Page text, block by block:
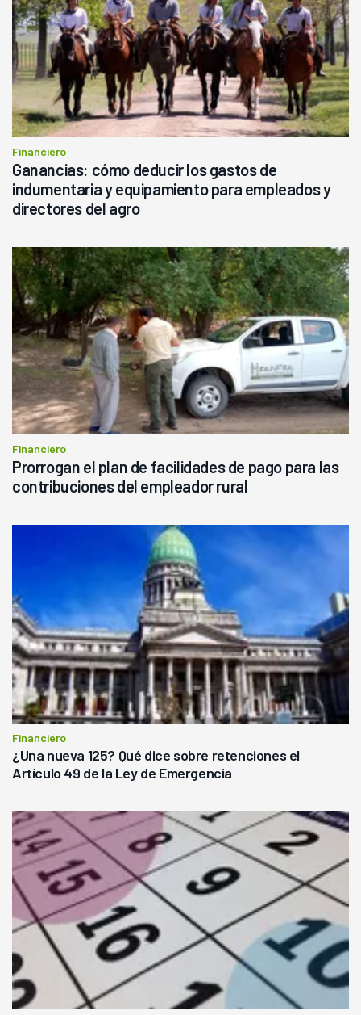
Financiero
Ganancias: cómo deducir los gastos de
indumentaria y equipamiento para empleados y
directores del agro
Financiero
Prorrogan el plan de facilidades de pago para las
contribuciones del empleador rural
Financiero
¿Una nueva 125? Qué dice sobre retenciones el
Artículo 49 de la Ley de Emergencia